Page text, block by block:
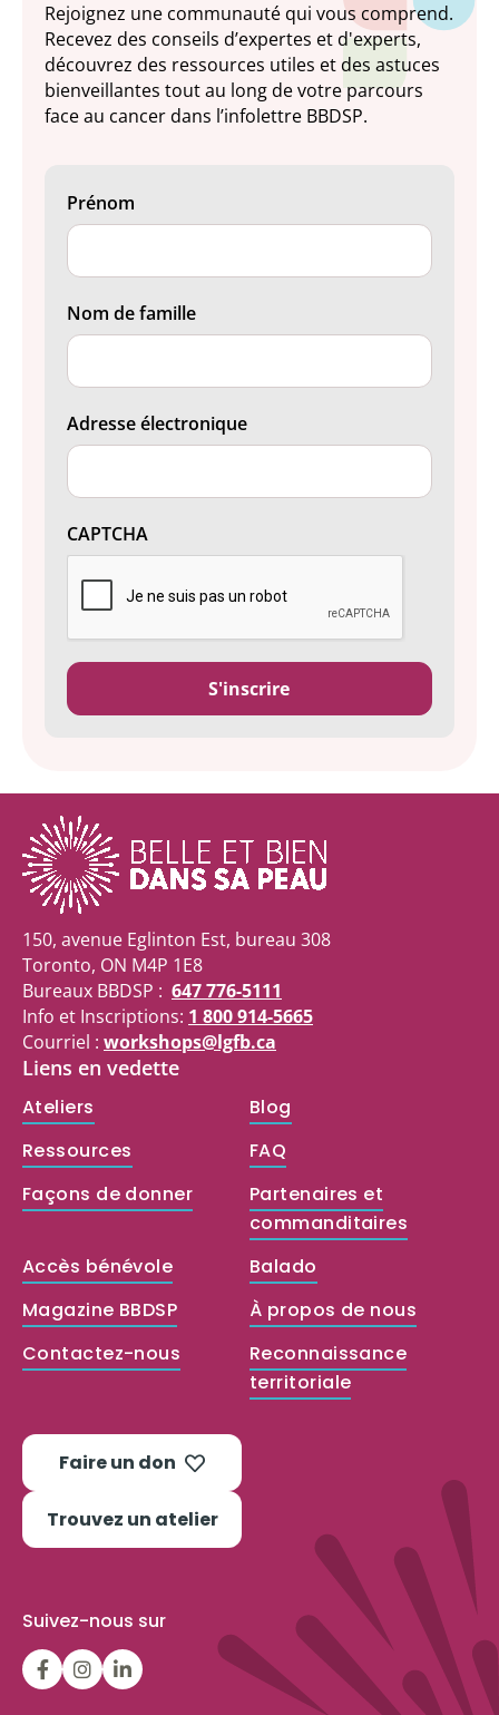
Rejoignez une communauté qui vous comprend.
Recevez des conseils d’expertes et d'experts,
découvrez des ressources utiles et des astuces
bienveillantes tout au long de votre parcours
face au cancer dans l’infolettre BBDSP.
CAPTCHA
Prénom
Nom de famille
Adresse électronique
150, avenue Eglinton Est, bureau 308
Toronto, ON M4P 1E8
Bureaux BBDSP : 647 776-5111
Info et Inscriptions: 1 800 914-5665
Courriel : workshops@lgfb.ca
Liens en vedette
Ateliers
Blog
Ressources
FAQ
Façons de donner
Partenaires et
commanditaires
Accès bénévole
Balado
Magazine BBDSP
À propos de nous
Contactez-nous
Reconnaissance
territoriale
Faire un don
Trouvez un atelier
Suivez-nous sur
LGFBCanada
LGFBCanada
Belle